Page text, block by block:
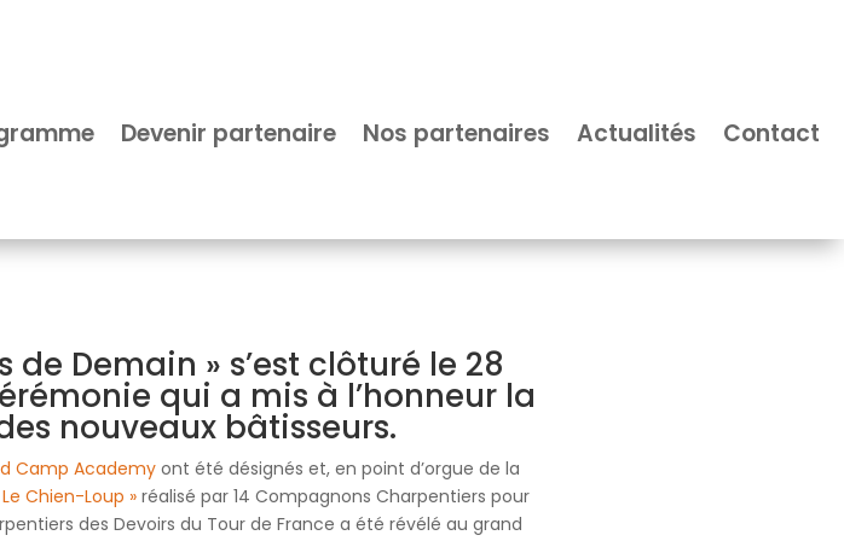
Devenir partenaire Nos partenaires Actualités Contact
de Demain » s’est clôturé le 28
qui a mis à l’honneur la
nouveaux bâtisseurs.
Camp Academyont été désignés et, en point d’orgue de la
Chien-Loup » réalisé par 14 Compagnons Charpentiers pour
des Devoirs du Tour de France a été révélé au grand